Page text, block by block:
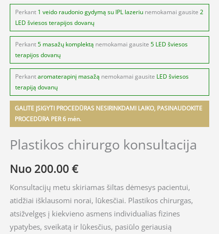
Perkant 1 veido raudonio gydymą su IPL lazeriu nemokamai gausite 2
LED šviesos terapijos dovanų
Perkant5 masažų komplektą nemokamai gausite 5 LED šviesos
terapijos dovanų
Perkantaromaterapinį masažą nemokamai gausite LED šviesos
terapiją dovanų
GALITE ĮSIGYTI PROCEDŪRAS NESIRINKDAMI LAIKO, PASINAUDOKITE
PROCEDŪRA PER 6 mėn.
Plastikos chirurgo konsultacija
Nuo 200.00 €
Konsultacijų metu skiriamas šiltas dėmesys pacientui,
atidžiai išklausomi norai, lūkesčiai. Plastikos chirurgas,
atsižvelgęs į kiekvieno asmens individualias fizines
ypatybes, sveikatą ir lūkesčius, pasiūlo geriausią